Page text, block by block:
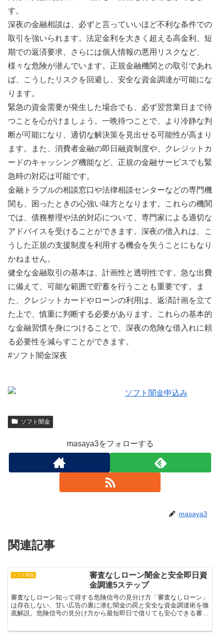
す。
深夜の金融相談は、必ずと言っていいほど不利な条件での
取引を強いられます。法定金利を大きく超える高金利、短
期での返済要求、さらには個人情報の悪用リスクなど、
様々な危険が潜んでいます。正規金融機関との取引であれ
ば、こうしたリスクを回避し、安全な資金調達が可能にな
ります。
緊急の資金需要が発生した場合でも、必ず翌営業日まで待
つことを心がけましょう。一晩待つことで、より冷静な判
断が可能になり、適切な解決策を見出せる可能性が高まり
ます。また、消費者金融の即日融資制度や、クレジットカ
ードのキャッシング機能など、正規の金融サービスでも緊
急時の対応は可能です。
金融トラブルの相談窓口や法律相談センターなどの専門機
関も、困ったときの心強い味方となります。これらの機関
では、債務整理や法的対応について、専門家による適切な
アドバイスを受けることができます。深夜の借入れは、こ
うした正規の支援制度を利用する機会を失うことにもなり
かねません。
健全な金融取引の基本は、計画性と透明性です。急な出費
に備えて、可能な範囲で貯蓄を行うことも重要です。ま
た、クレジットカードやローンの利用は、返済計画を立て
た上で、慎重に判断する必要があります。これらの基本的
な金融習慣を身につけることで、深夜の危険な借入れに頼
る必要性を減らすことができます。
#ソフト闇金深夜
ソフト闇金
masaya3をフォローする
masaya3
関連記事
ソフト闇金
審査なしローン闇金と安全即日資
金調達5ステップ
審査なしローン知って得する危険信号の見分け方「審査なしローン」
は存在しない、甘い広告の裏に潜む闇金の罠と安全な資金調達術を徹
底解説。危険信号の見分け方から最短即日で借りても安心できる審査